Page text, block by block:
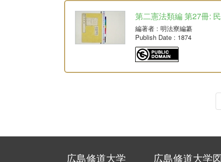
第二憲法類編 第27冊:
編著者 : 明法寮編纂
Publish Date : 1874
広島修道大学 広島修道大学